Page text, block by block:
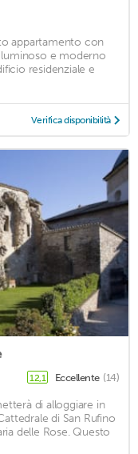
appartamento con
e moderno
residenziale e
Verifica disponibilità
12,1 Eccellente (14)
di alloggiare in
di San Rufino
delle Rose. Questo